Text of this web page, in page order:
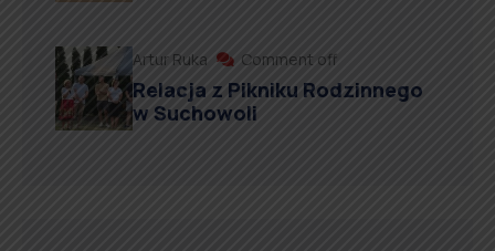
Artur Ruka Comment off
Relacja z Pikniku Rodzinnego
w Suchowoli